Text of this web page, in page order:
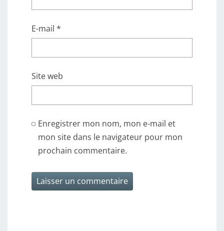
E-mail *
Site web
Enregistrer mon nom, mon e-mail et
mon site dans le navigateur pour mon
prochain commentaire.